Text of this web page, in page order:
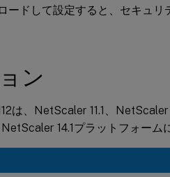
ードして設定すると、セキュ
ン
は、NetScaler 11.1、
14.1プラットフォーム